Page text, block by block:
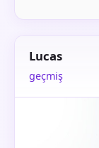
Lucas
geçmiş